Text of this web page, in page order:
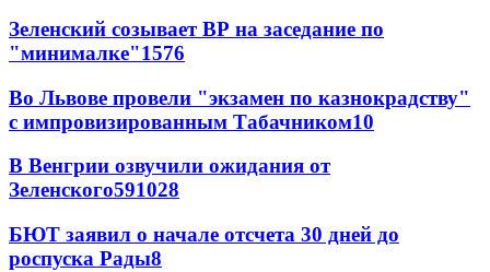
Зеленский созывает ВР на заседание по
"минималке"1576
Во Львове провели "экзамен по казнокрадству"
с импровизированным Табачником10
В Венгрии озвучили ожидания от
Зеленского591028
БЮТ заявил о начале отсчета 30 дней до
роспуска Рады8